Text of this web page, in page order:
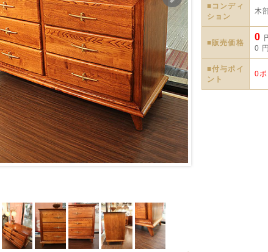
■コンディ
ション
木
■販売価格
0
0
■付与ポイ
ント
0ポ